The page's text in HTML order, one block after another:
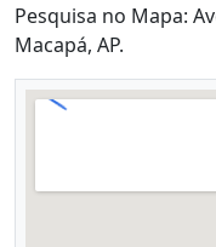
Pesquisa no Mapa:
Macapá, AP.